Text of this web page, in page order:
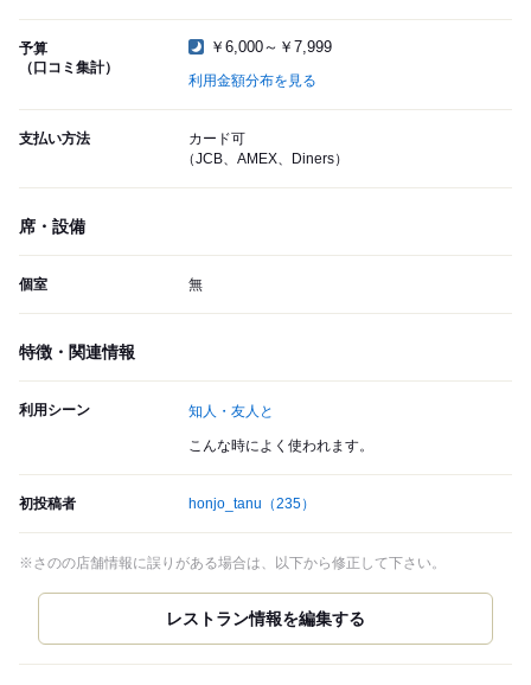
予算
（口コミ集計）
￥6,000～￥7,999
利用金額分布を見る
支払い方法
カード可
（JCB、AMEX、Diners）
席・設備
個室 無
特徴・関連情報
利用シーン 知人・友人と
こんな時によく使われます。
初投稿者 honjo_tanu （235）
※さのの店舗情報に誤りがある場合は、以下から修正して下さい。